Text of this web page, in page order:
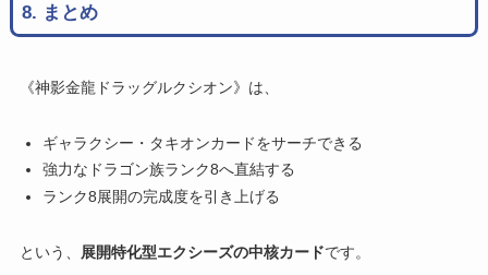
8. まとめ
《神影金龍ドラッグルクシオン》は、
ギャラクシー・タキオンカードをサーチできる
強力なドラゴン族ランク8へ直結する
ランク8展開の完成度を引き上げる
という、 展開特化型エクシーズの中核カードです。